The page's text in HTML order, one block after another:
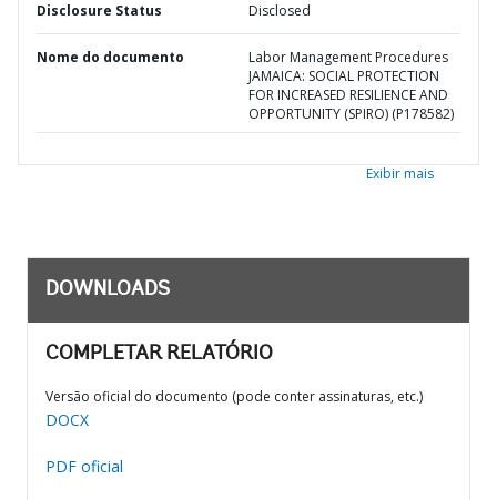
Disclosure Status Disclosed
Nome do documento
Labor Management Procedures
JAMAICA: SOCIAL PROTECTION
FOR INCREASED RESILIENCE AND
OPPORTUNITY (SPIRO) (P178582)
Exibir mais
DOWNLOADS
COMPLETAR RELATÓRIO
Versão oficial do documento (pode conter assinaturas, etc.)
DOCX
PDF oficial